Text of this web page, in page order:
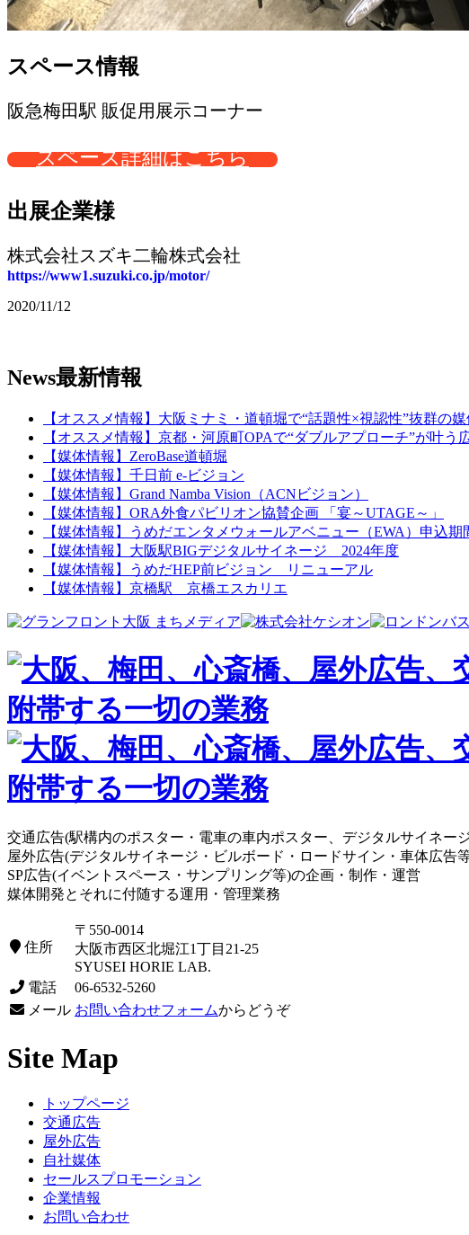
スペース情報
阪急梅田駅 販促用展示コーナー
スペース詳細はこちら
出展企業様
株式会社スズキ二輪株式会社
https://www1.suzuki.co.jp/motor/
2020/11/12
News最新情報
【オススメ情報】大阪ミナミ・道頓堀で“話題性×視認性”抜群の
【オススメ情報】京都・河原町OPAで“ダブルアプローチ”が叶う
【媒体情報】ZeroBase道頓堀
【媒体情報】千日前 e-ビジョン
【媒体情報】Grand Namba Vision（ACNビジョン）
【媒体情報】ORA外食パビリオン協賛企画 「宴～UTAGE～」
【媒体情報】うめだエンタメウォールアベニュー（EWA）申込期
【媒体情報】大阪駅BIGデジタルサイネージ 2024年度
【媒体情報】うめだHEP前ビジョン リニューアル
【媒体情報】京橋駅 京橋エスカリエ
交通広告(駅構内のポスター・電車の車内ポスター、デジタルサイネー
屋外広告(デジタルサイネージ・ビルボード・ロードサイン・車体広告
SP広告(イベントスペース・サンプリング等)の企画・制作・運営
媒体開発とそれに付随する運用・管理業務
住所
〒550-0014
大阪市西区北堀江1丁目21-25
SYUSEI HORIE LAB.
電話
06-6532-5260
メール お問い合わせフォームからどうぞ
Site Map
トップページ
交通広告
屋外広告
自社媒体
セールスプロモーション
企業情報
お問い合わせ